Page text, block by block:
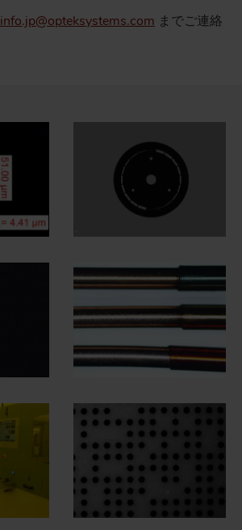
info.jp@opteksystems.com までご連絡